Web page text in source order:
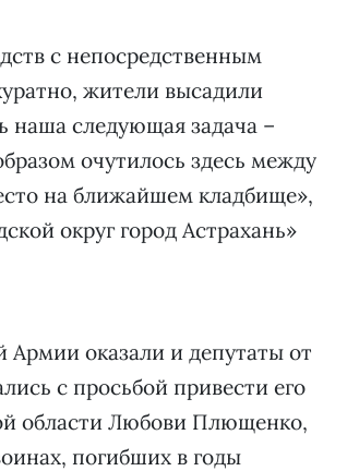
с непосредственным
жители высадили
наша следующая задача –
очутилось здесь между
на ближайшем кладбище»,
округ город Астрахань»
оказали и депутаты от
с просьбой привести его
области Любови Плющенко,
погибших в годы